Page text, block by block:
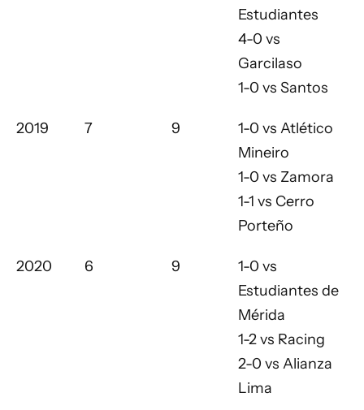
Estudiantes
4-0 vs
Garcilaso
1-0 vs Santos
2019 7 9
1-0 vs Atlético
Mineiro
1-0 vs Zamora
1-1 vs Cerro
Porteño
2020 6 9
1-0 vs
Estudiantes de
Mérida
1-2 vs Racing
2-0 vs Alianza
Lima